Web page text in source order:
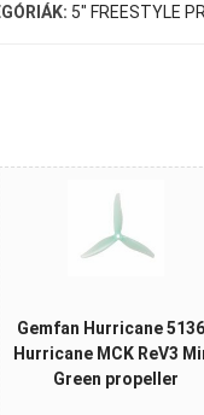
5" FREESTYLE
Gemfan Hurricane
Hurricane MCK ReV3
Green propeller